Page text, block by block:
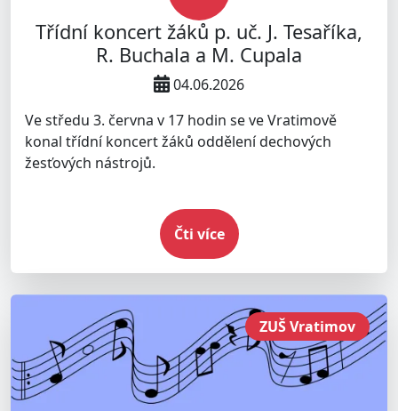
Třídní koncert žáků p. uč. J. Tesaříka,
R. Buchala a M. Cupala
04.06.2026
Ve středu 3. června v 17 hodin se ve Vratimově
konal třídní koncert žáků oddělení dechových
žesťových nástrojů.
Čti více
ZUŠ Vratimov